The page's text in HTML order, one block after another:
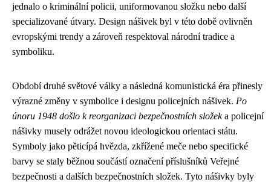
jednalo o kriminální policii, uniformovanou složku nebo další
specializované útvary. Design nášivek byl v této době ovlivněn
evropskými trendy a zároveň respektoval národní tradice a
symboliku.
Období druhé světové války a následná komunistická éra přinesly
výrazné změny v symbolice i designu policejních nášivek. Po
únoru 1948 došlo k reorganizaci bezpečnostních složeka policejní
nášivky musely odrážet novou ideologickou orientaci státu.
Symboly jako pěticípá hvězda, zkřížené meče nebo specifické
barvy se staly běžnou součástí označení příslušníků Veřejné
bezpečnosti a dalších bezpečnostních složek. Tyto nášivky byly